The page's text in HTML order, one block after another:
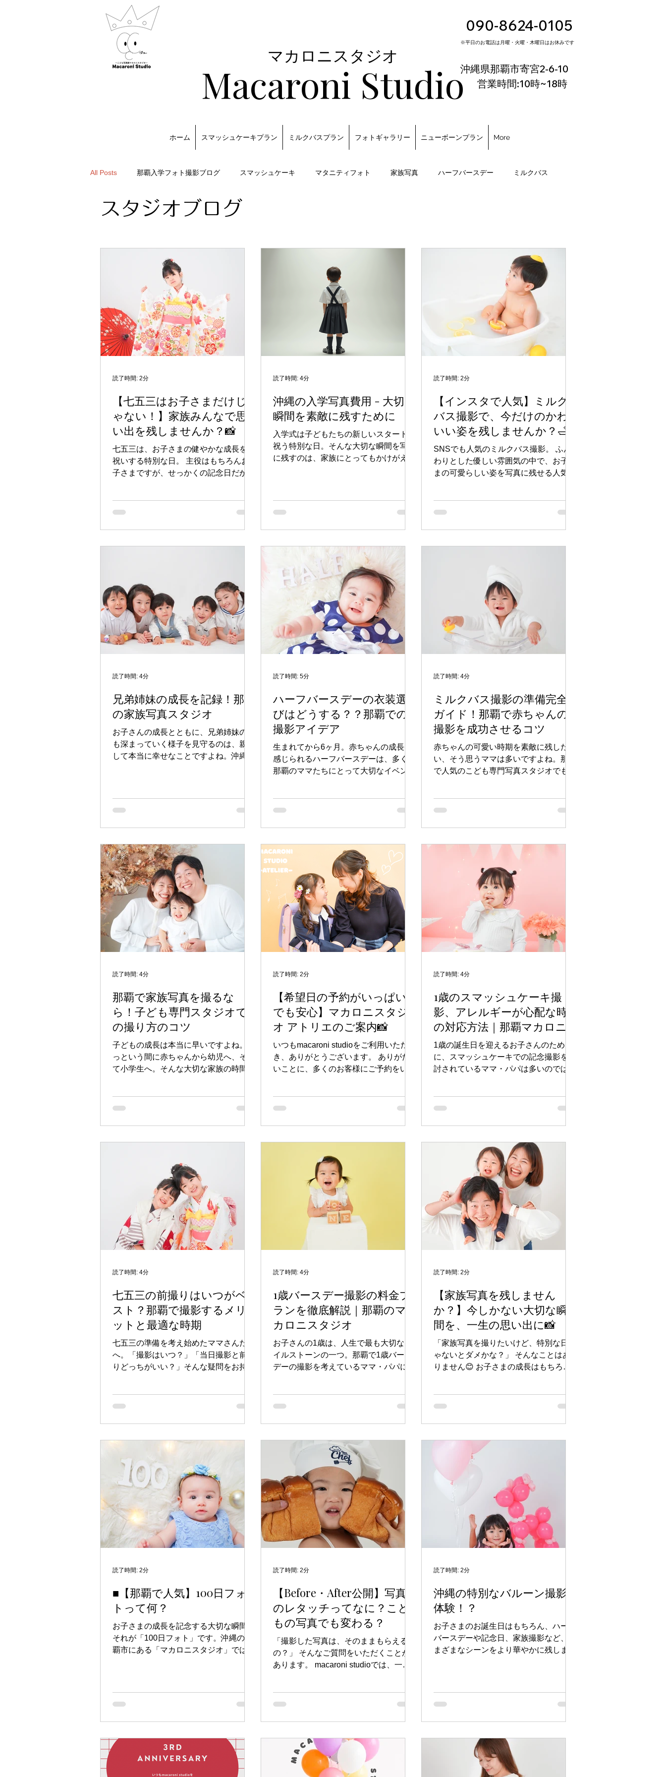
090-8624-0105
沖縄県那覇市寄宮2-6-10
営業時間:10時~18時
マカロニスタジオ
Macaroni Studio
※平日のお電話は月曜・火曜・木曜日はお休みです
ホーム スマッシュケーキプラン ミルクバスプラン フォトギャラリー ニューボーンプラン More
All Posts 那覇入学フォト撮影ブログ スマッシュケーキ マタニティフォト 家族写真 ハーフバースデー ミルクバス
家族写真 マカロニスタジオアトリエ
【七五三はお子さまだけじ
ゃない！】家族みんなで思
い出を残しませんか？📸
七五三は、お子さまの健やかな成長をお
祝いする特別な日。 主役はもちろんお
子さまですが、せっかくの記念日だから
のが人気です 七五三撮影では、お子さ
ママとの家族写真 ご兄弟との撮影 おじ
いちゃん・おばあちゃんとの撮影 な
な家族だったね」と思い出を振り返るこ
とができる、かけがえのない一枚になり
ます。 お揃いコーデもおすすめ 七五三
の主役を引き立てるために、ご家族で色
味を合わせたコーディネートも人気で
す。 和装はもちろん、落ち着いたカラ
な笑顔を大切に撮影します 慣れない着
お子さまも少なくありません。
macaroni studioでは、お話をしたり遊ん
だりしながら、お子さまの自然な笑顔を
引き出し、一人ひとりのペースに合わせ
て撮影を進めています。 「笑ってくれ
るかな？」
読了時間: 2分
沖縄の入学写真費用 - 大切な
瞬間を素敵に残すために
入学式は子どもたちの新しいスタートを
祝う特別な日。そんな大切な瞬間を写真
に残すのは、家族にとってもかけがえの
かりやすくお話しします。これから撮影
を考えている方に、少しでも参考になれ
てどのくらい？ 沖縄で入学写真を撮る
場合、料金はスタジオやプランによって
幅があります。一般的には、撮影料や写
真データ、アルバムなどのセット内容に
よって変わります。例えば、撮影料が無
料のスタジオもあれば、撮影料が数千円
かかるところもあります。 また、写真
の仕上がりや枚数、衣装レンタルの有無
によっても料金は変動します。沖縄の写
然な笑顔を引き出せるように工夫してい
ービス内容もチェックしてみてください
ね。 eye-level view of a child in
traditional school uniform standin
読了時間: 4分
【インスタで人気】ミルク
バス撮影で、今だけのかわ
いい姿を残しませんか？🛁
🤍
SNSでも人気のミルクバス撮影。 ふん
わりとした優しい雰囲気の中で、お子さ
まの可愛らしい姿を写真に残せる人気の
がら、一枚一枚心を込めて撮影していま
白く見えるお湯を使用したバスタブで撮
影するフォトスタイルです。 まるで絵
シンプルな背景だからこそ、お子さまの
表情やしぐさがより引き立ちます。 お
すすめの撮影時期 ミルクバスフォト
は、お座りができる頃から2歳頃までの
お子さまに人気です。 ハーフバースデ
ー 1歳バースデー 2歳のお誕生日 記念日
フォト など、さまざまな記念日にお選
でアレンジも♪ お花を浮かべたり、季節
かで特別感のあるお写真に仕上がります
🌼🍋 撮影イメージに合わせて、お好み
の雰囲気をお楽しみいただけます。 ※
ご希望の装飾がございましたら、お気軽
にご相談ください。 お
読了時間: 2分
兄弟姉妹の成長を記録！那覇
の家族写真スタジオ
お子さんの成長とともに、兄弟姉妹の絆
も深まっていく様子を見守るのは、親と
して本当に幸せなことですよね。沖縄・
家族写真を撮るなら知っておきたい情報
についてお話しします。 【兄弟写真が
写真の中でも、兄弟姉妹が一緒に映った
写真は本当に特別です。赤ちゃんと上の
お兄ちゃん、お姉ちゃんが一緒に笑って
いる様子。少し成長した兄妹が寄り添う
姿。そうした瞬間は、二度と戻ってこな
いものです。 子どもたちは想像以上に
早く成長します。あっという間に身長が
伸び、顔つきも変わり、性格も変わって
いきます。だからこそ、「今のこの瞬
切な思い出になります。 数年後、その
たんだ」「こんなに仲よく一緒にいたん
だ」と感じるようになります。兄弟姉妹
の絆を映した写真は、家族の歴史そのも
のなのです。 【那覇で家族写真を撮る
なら、子ども専門スタジオが
読了時間: 4分
ハーフバースデーの衣装選
びはどうする？？那覇での
撮影アイデア
生まれてから6ヶ月。赤ちゃんの成長を
感じられるハーフバースデーは、多くの
那覇のママたちにとって大切なイベント
選び」ではないでしょうか。どんな洋服
も素敵に仕上がるのか。今回は、那覇の
こども専門写真スタジオ・マカロニスタ
ジオでのハーフバースデー撮影を通じ
て、衣装選びのコツをご紹介します。 ■
ハーフバースデー撮影での衣装選びが重
要な理由 ハーフバースデーの撮影は、
赤ちゃんが生まれてから初めての記念撮
影という方も多いかもしれません。この
大切な瞬間を素敵に残すためには、衣装
選びが大きな役割を果たします。 まず
考えたいのは、赤ちゃんの快適さです。
ではありませんし、動きも増えてくる時
選ぶことで、撮影中のぐずりを減らし、
自然な笑顔を引き出しやすくなります。
また、衣装は撮影の「世界観」を大きく
左右する要素です。赤ちゃんの肌色に合
う色を選ぶことで、より肌が綺麗に見
え、写真全体の印象がぐんと
読了時間: 5分
ミルクバス撮影の準備完全
ガイド！那覇で赤ちゃんの
撮影を成功させるコツ
赤ちゃんの可愛い時期を素敵に残した
い、そう思うママは多いですよね。那覇
で人気のこども専門写真スタジオでも、
いいの？」「当日は何を持っていく？」
ルクバス撮影を成功させるための準備チ
ェックリストをご紹介します。 ■ミルク
バス撮影とは ミルクバス撮影は、赤ち
ゃんが牛乳風呂に浸かる可愛らしい写真
を撮影するメニューです。 那覇のマカ
ロニスタジオでも人気が高く、生後6ヶ
月から1歳までの赤ちゃんが対象。 マカ
ロニでは実際のミルクは使わず赤ちゃん
のお肌に合った液を入れてミルクに近い
質感を出します ふんわりとした雰囲気
の中で、赤ちゃんの柔らかい表情や仕草
綿を使ったバリエーション、どちらも選
料金プラン マカロニスタジオでのミル
クバス撮影は、以下の2つのオプション
から選べます： ・お湯あり：プランに
+8,500円 ・お湯なし（ワタ）：プラン
に+6,500円 対象月齢は生後6ヶ月から1
歳まで
読了時間: 4分
那覇で家族写真を撮るな
ら！子ども専門スタジオで
の撮り方のコツ
子どもの成長は本当に早いですよね。あ
っという間に赤ちゃんから幼児へ、そし
て小学生へ。そんな大切な家族の時間
か。 那覇で家族写真を撮影するなら、
とをおすすめします。今回は、マカロニ
スタジオが考える家族写真の撮り方と、
のコツをお伝えします。 ■家族写真はな
ぜ大切なのか 家族写真は、その瞬間の
子どもたちの表情、成長、家族の絆を記
録する重要な役割を果たします。後年見
返すと、その時の家族の様子が思い出と
共に蘇り、とても貴重な思い出になりま
す。特に沖縄のように、子育て環境が温
かく、家族を大事にする文化が根付いて
まります。 「一生に一度の大切な瞬間
も写真専門スタジオとして最も大切にし
ている想いです。自宅で撮る写真も素敵
ですが、プロの手による家族写真は、照
明や構図、背景などすべてが計算され、
より思い出を引き立てます。 ■那覇での
家族写真撮影の選択肢.
読了時間: 4分
【希望日の予約がいっぱい
でも安心】マカロニスタジ
オ アトリエのご案内📸
いつもmacaroni studioをご利用いただ
き、ありがとうございます。 ありがた
いことに、多くのお客様にご予約をいた
約がいっぱいだった…」 そんな時は、
エ）をご利用ください✨ マカロニスタジ
オ アトリエとは？ マカロニスタジオ ア
す。 那覇市真地にあり、本店から車で
約10分以内の場所にあるため、移動の負
担もほとんどありません。 「少し場所
が変わるだけ」で、いつもと変わらない
雰囲気の撮影をお楽しみいただけます。
アトリエのおすすめポイント ・駐車場
完備🚗 お車でお越しの方も安心してご
来店いただけます。 背景紙を使った本
備しており、シンプルで洗練された雰囲
背景紙や白の背景紙を完備しており、本
店（寄宮）のPOPさとは別の上品な撮影
が可能です✨ アトリエオリジナル背景撮
影？ アトリエには本店にはな
読了時間: 2分
1歳のスマッシュケーキ撮
影、アレルギーが心配な時
の対応方法｜那覇マカロニ
スタジオ
1歳の誕生日を迎えるお子さんのため
に、スマッシュケーキでの記念撮影を検
討されているママ・パパは多いのではな
レルギーが気になって、撮影に踏み切れ
のこども専門写真スタジオ「マカロニス
タジオ」でのスマッシュケーキ撮影にお
いて、アレルギー対応についてくわしく
ご紹介します。 ■スマッシュケーキと
は？ スマッシュケーキは、1歳の誕生日
のお祝いで、お子さん自身がケーキを自
由に触って、壊したり、食べたりする様
子を撮影する演出です。英語の
「Smash」（壊す）という言葉の通り、
赤ちゃんの自由な行動を写真に収める人
気の撮影スタイルになっています。 お
あり、夢中になっている表情、初めてケ
写真に映ります。那覇のマカロニスタジ
オでも、多くのご家族に選ばれている撮
影オプションです。 ■アレルギーがある
お子さんでも撮影できるの？ お子さん
に食物アレルギーがある場合、「スマッ
シュケーキ撮影はできないの
読了時間: 4分
七五三の前撮りはいつがベ
スト？那覇で撮影するメリ
ットと最適な時期
七五三の準備を考え始めたママさんたち
へ。「撮影はいつ？」「当日撮影と前撮
りどっちがいい？」そんな疑問をお持ち
族に向けて、前撮りのメリットと最適な
三の前撮りって何？ 七五三の前撮りと
は、本来の七五三の時期（11月15日）
よりも前に、記念撮影を済ませることで
す。多くのご家族が9月から10月に前撮
りを選択しています。那覇でも、この時
期は七五三撮影のご予約が集中する季節
です。 ■前撮りを選ぶメリット 1. 混雑
を避けられる 七五三の本番である11月
15日前後は、撮影スタジオが混み合う時
期。予約が取りにくくなるだけでなく、
混雑の中での撮影は、お子さんもストレ
タジオは完全貸切制（1枠1組限定）だか
のが特徴。前撮りなら、さらに余裕をも
ったスケジュール調整が可能です。 2.
から9月の前撮り時期は、夏の疲れが溜
まる時期でもあります。ただし、11月
読了時間: 4分
1歳バースデー撮影の料金プ
ランを徹底解説｜那覇のマ
カロニスタジオ
お子さんの1歳は、人生で最も大切なマ
イルストーンの一つ。那覇で1歳バース
デーの撮影を考えているママ・パパに向
料金・サービス内容・プランの選び方ま
■1歳バースデー撮影が特別な理由 子ど
もの成長は本当に早いもの。赤ちゃんか
ら幼児へと変わっていく1歳のその瞬間
は、二度と戻ってきません。那覇のマカ
ロニスタジオでは「一生に一度の大切な
瞬間を、最高の形で残す」をモットー
に、1歳バースデーの撮影に真摯に取り
組んでいます。 スタジオ撮影だからこ
そ、自宅では撮れない背景や照明を活用
して、プロの技術で最高の1枚を捉える
ことができます。1歳バースデーの撮影
物になるんです。 ■マカロニスタジオの
ロニスタジオでは、1歳バースデー撮影
に最適なプランをご用意しています。
【データプラン：26,000円】 こちらは
撮影した全データをお渡しするプランで
す。データ枚数は100枚保証。撮影時間
は90分の完
読了時間: 4分
【家族写真を残しません
か？】今しかない大切な瞬
間を、一生の思い出に📸
「家族写真を撮りたいけど、特別な日じ
ゃないとダメかな？」 そんなことはあ
りません😊 お子さまの成長はもちろ
studioでは、ご家族らしい自然な笑顔や
しています。 家族写真を撮るおすすめ
のタイミング 家族写真は、記念日だけ
でなく、さまざまなタイミングで残して
いただけます。 例えば… お祝いの日 入
園・入学、卒園・卒業 結婚記念日 お正
月やお盆など、ご家族が集まるタイミン
グ 「今年も撮ろう！」という毎年の家
族イベントとして 毎年同じ場所で撮影
すると、お子さまの成長やご家族の変化
がより感じられ、かけがえのない思い出
になります。 ご家族みなさまでご参加
ご兄弟 おじいちゃん・おばあちゃん ご
の撮影もお気軽にご相談ください。 自
然な笑顔を大切にした撮影 macaroni
はなく、ご家族で会話をしたり、お子さ
まと遊んだりしながら、
読了時間: 2分
■【那覇で人気】100日フォ
トって何？
お子さまの成長を記念する大切な瞬間、
それが「100日フォト」です。沖縄の那
覇市にある「マカロニスタジオ」では、
て詳しくご紹介します。 100日フォトと
は？ 100日フォトは、生後100日を迎え
この時期は、赤ちゃんが急速に成長し、
表情や動きが豊かになる特別な時期で
す。親にとっても、初めての子育てを振
読了時間: 2分
【Before・After公開】写真
のレタッチってなに？こど
もの写真でも変わる？
「撮影した写真は、そのままもらえる
の？」 そんなご質問をいただくことが
あります。 macaroni studioでは、一枚
レタッチとは、撮影後に写真をより美し
本来の雰囲気を大切にしながら、 明る
さの調整 色味の調整 肌を自然できれい
に見せる補正 気になる背景や小さな写
り込みの修正 などを行い、より素敵な
一枚へ仕上げています。 Before・After
読了時間: 2分
沖縄の特別なバルーン撮影
体験！？
お子さまのお誕生日はもちろん、ハーフ
バースデーや記念日、家族撮影など、さ
まざまなシーンをより華やかに残しませ
特別な撮影をお楽しみいただけます📸✨
バルーンオプション ① ケーキ＆ベアス
と可愛らしいベアスティックで、バース
デーや記念日撮影を華やかに演出します
♡ ② ケーキ＆フラワーセット 3,800円
読了時間: 2分
スタジオブログ